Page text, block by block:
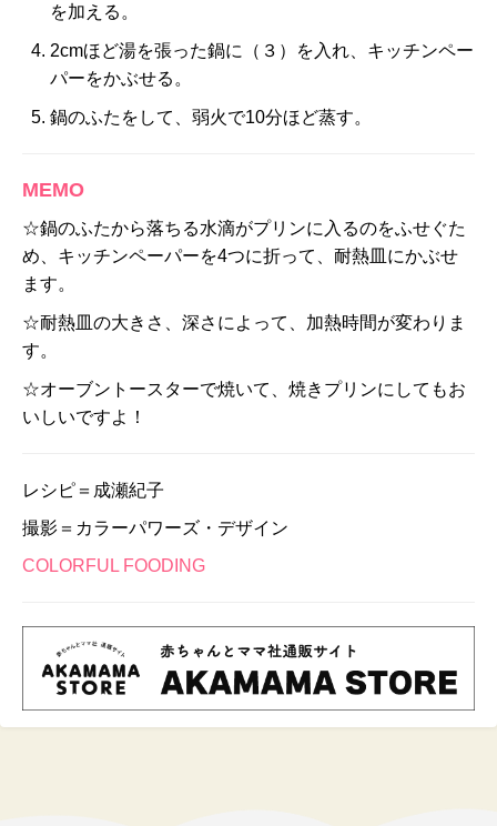
を加える。
2cmほど湯を張った鍋に（３）を入れ、キッチンペー
パーをかぶせる。
鍋のふたをして、弱火で10分ほど蒸す。
MEMO
☆鍋のふたから落ちる水滴がプリンに入るのをふせぐた
め、キッチンペーパーを4つに折って、耐熱皿にかぶせ
ます。
☆耐熱皿の大きさ、深さによって、加熱時間が変わりま
す。
☆オーブントースターで焼いて、焼きプリンにしてもお
いしいですよ！
レシピ＝成瀬紀子
撮影＝カラーパワーズ・デザイン
COLORFUL FOODING